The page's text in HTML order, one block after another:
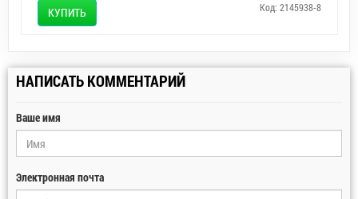
КУПИТЬ Код: 2145938-8
НАПИСАТЬ КОММЕНТАРИЙ
Ваше имя
Электронная почта